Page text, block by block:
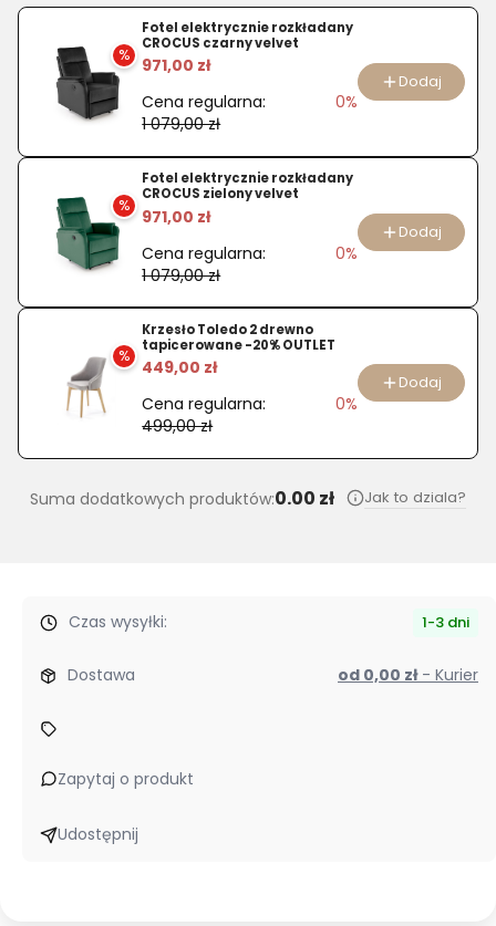
Zestaw
KABIR
krzesła
%
Fotel elektrycznie rozkładany
CROCUS czarny velvet
971,00 zł
Cena regularna:
1 079,00 zł
0%
Dodaj
%
Fotel elektrycznie rozkładany
CROCUS zielony velvet
971,00 zł
Cena regularna:
1 079,00 zł
0%
Dodaj
%
Krzesło Toledo 2 drewno
tapicerowane -20% OUTLET
449,00 zł
Cena regularna:
499,00 zł
0%
Dodaj
Suma dodatkowych produktów:0.00 zł Jak to dziala?
Czas wysyłki: 1-3 dni
Dostawa od 0,00 zł - Kurier
Zapytaj o produkt
Udostępnij